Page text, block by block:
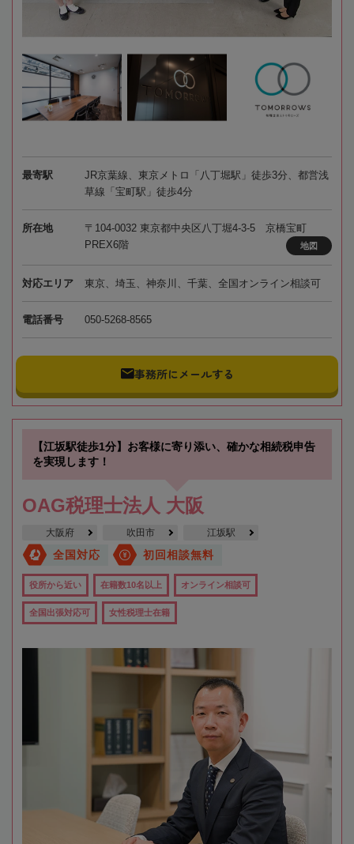
最寄駅
JR京葉線、東京メトロ「八丁堀駅」徒歩3分、都営浅
草線「宝町駅」徒歩4分
所在地
〒104-0032 東京都中央区八丁堀4-3-5 京橋宝町
PREX6階
地図
対応エリア 東京、埼玉、神奈川、千葉、全国オンライン相談可
電話番号 050-5268-8565
事務所にメールする
【江坂駅徒歩1分】お客様に寄り添い、確かな相続税申告
を実現します！
OAG税理士法人 大阪
大阪府 吹田市 江坂駅
全国対応 初回相談無料
役所から近い 在籍数10名以上 オンライン相談可
全国出張対応可 女性税理士在籍